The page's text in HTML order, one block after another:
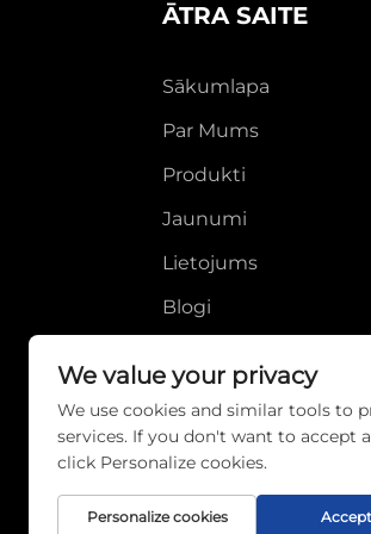
ĀTRA SAITE
Sākumlapa
Par Mums
Produkti
Jaunumi
Lietojums
Blogi
Sazināties Ar Mums
Autortiesības © 2026
We value your privacy
We use cookies and similar tools to
services. If you don't want to accept
click Personalize cookies.
Personalize cookies